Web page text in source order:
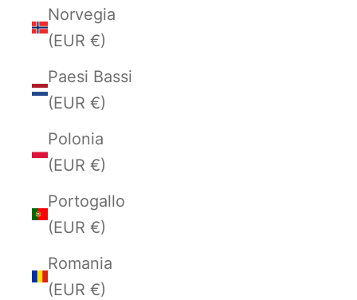
Norvegia
(EUR €)
Paesi Bassi
(EUR €)
Polonia
(EUR €)
Portogallo
(EUR €)
Romania
(EUR €)